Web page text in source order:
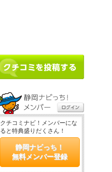
クチコミナビ！メンバーにな
ると特典盛りだくさん！
静岡ナビっち！
無料メンバー登録